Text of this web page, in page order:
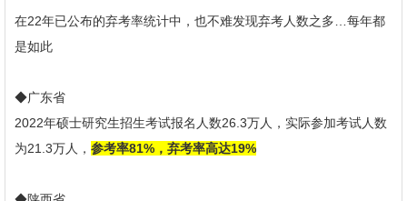
在22年已公布的弃考率统计中，也不难发现弃考人数之多…每年都
是如此
◆广东省
2022年硕士研究生招生考试报名人数26.3万人，实际参加考试人数
为21.3万人， 参考率81%，弃考率高达19%